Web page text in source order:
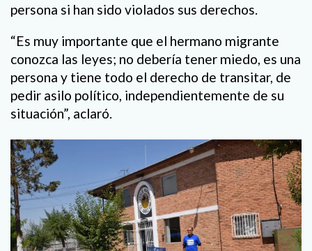
persona si han sido violados sus derechos.
“Es muy importante que el hermano migrante
conozca las leyes; no debería tener miedo, es una
persona y tiene todo el derecho de transitar, de
pedir asilo político, independientemente de su
situación”, aclaró.